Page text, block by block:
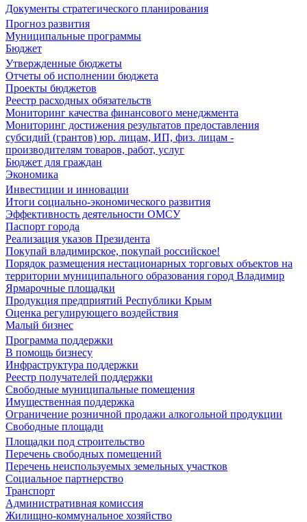
Документы стратегического планирования
Прогноз развития
Муниципальные программы
Бюджет
Утвержденные бюджеты
Отчеты об исполнении бюджета
Проекты бюджетов
Реестр расходных обязательств
Мониторинг качества финансового менеджмента
Мониторинг достижения результатов предоставления
субсидий (грантов) юр. лицам, ИП, физ. лицам -
производителям товаров, работ, услуг
Бюджет для граждан
Экономика
Инвестиции и инновации
Итоги социально-экономического развития
Эффективность деятельности ОМСУ
Паспорт города
Реализация указов Президента
Покупай владимирское, покупай российское!
Порядок размещения нестационарных торговых объектов на
территории муниципального образования город Владимир
Ярмарочные площадки
Продукция предприятий Республики Крым
Оценка регулирующего воздействия
Малый бизнес
Программа поддержки
В помощь бизнесу
Инфраструктура поддержки
Реестр получателей поддержки
Свободные муниципальные помещения
Имущественная поддержка
Ограничение розничной продажи алкогольной продукции
Свободные площади
Площадки под строительство
Перечень свободных помещений
Перечень неиспользуемых земельных участков
Социальное партнерство
Транспорт
Административная комиссия
Жилищно-коммунальное хозяйство